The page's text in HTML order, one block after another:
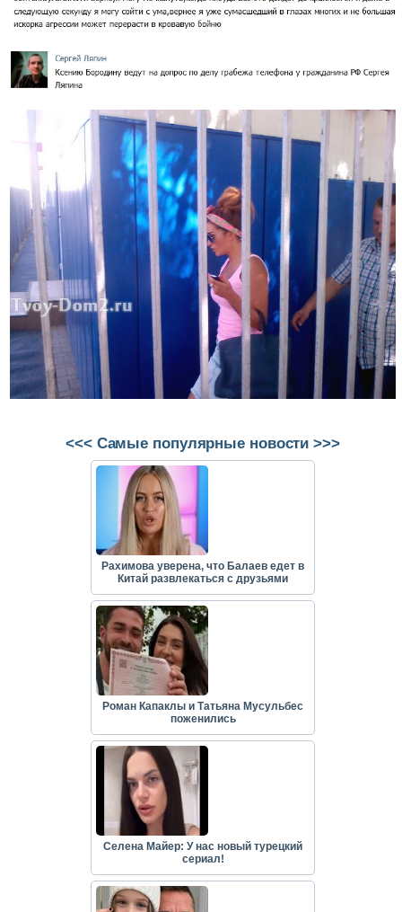
<<< Самые популярные новости >>>
Рахимова уверена, что Балаев едет в
Китай развлекаться с друзьями
Роман Капаклы и Татьяна Мусульбес
поженились
Селена Майер: У нас новый турецкий
сериал!